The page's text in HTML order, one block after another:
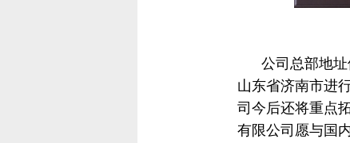
公司总部地址
山东省济南市进
司今后还将重点
有限公司愿与国